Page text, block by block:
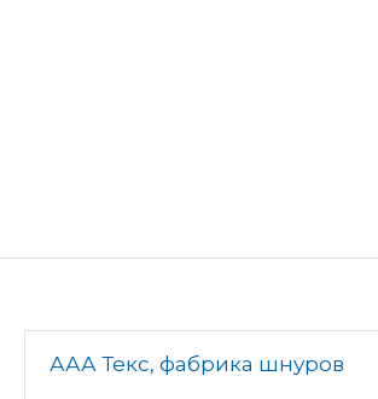
ААА Текс, фабрика шнуров